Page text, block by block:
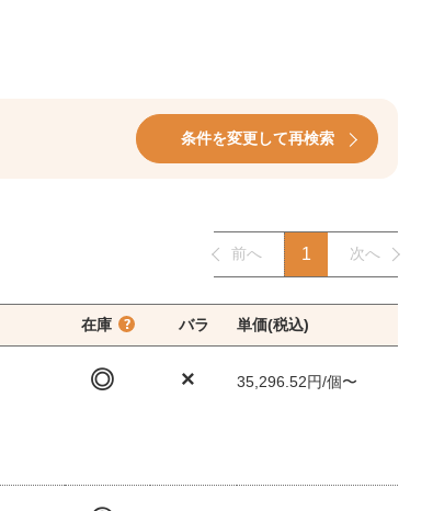
条件を変更して再検索
前へ 1 次へ
在庫 バラ 単価(税込)
◎ × 35,296.52円/個〜